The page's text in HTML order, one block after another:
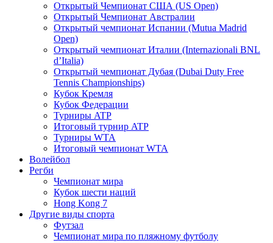
Открытый Чемпионат США (US Open)
Открытый Чемпионат Австралии
Открытый чемпионат Испании (Mutua Madrid
Open)
Открытый чемпионат Италии (Internazionali BNL
d’Italia)
Открытый чемпионат Дубая (Dubai Duty Free
Tennis Championships)
Кубок Кремля
Кубок Федерации
Турниры ATP
Итоговый турнир ATP
Турниры WTA
Итоговый чемпионат WTA
Волейбол
Регби
Чемпионат мира
Кубок шести наций
Hong Kong 7
Другие виды спорта
Футзал
Чемпионат мира по пляжному футболу